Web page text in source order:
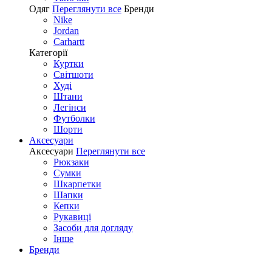
Одяг Переглянути все Бренди
Nike
Jordan
Carhartt
Категорії
Куртки
Світшоти
Худі
Штани
Легінси
Футболки
Шорти
Аксесуари
Аксесуари Переглянути все
Рюкзаки
Сумки
Шкарпетки
Шапки
Кепки
Рукавиці
Засоби для догляду
Інше
Бренди